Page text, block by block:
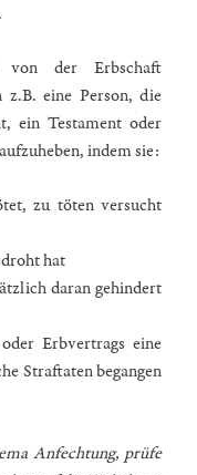
der Erbschaft
z.B. eine Person, die
ein Testament oder
indem sie:
zu töten versucht
hat
daran gehindert
Erbvertrags eine
Straftaten begangen
Anfechtung, prüfe